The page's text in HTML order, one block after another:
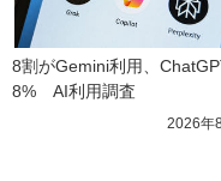
8割がGemini利用、
8%　AI利用調査
2026年